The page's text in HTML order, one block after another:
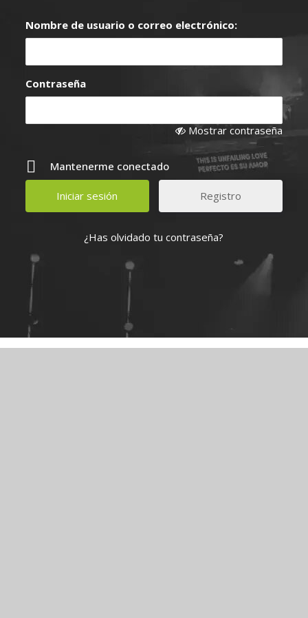
Nombre de usuario o correo electrónico:
Contraseña
Mostrar contraseña
Mantenerme conectado
Registro
¿Has olvidado tu contraseña?